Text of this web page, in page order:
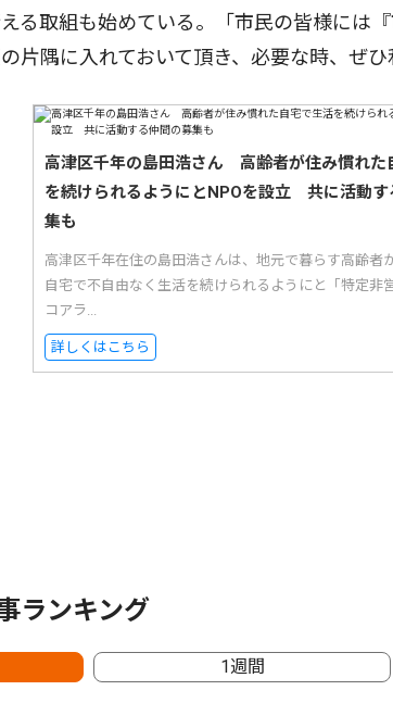
る取組も始めている。「市民の皆様には
片隅に入れておいて頂き、必要な時、ぜひ
高津区千年の島田浩さん 高齢者が住み慣れた
を続けられるようにとNPOを設立 共に活動す
集も
高津区千年在住の島田浩さんは、地元で暮らす高齢者
自宅で不自由なく生活を続けられるようにと「特定非
コアラ...
詳しくはこちら
ランキング
1週間